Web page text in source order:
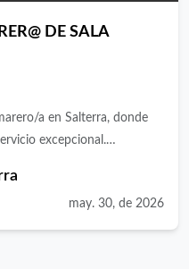
DE SALA
a en Salterra, donde
excepcional.
• Atender a los
• Tomar pedidos y
may. 30, de 2026